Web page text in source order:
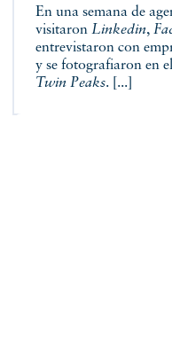
En una semana de
visitaron Linkedin,
entrevistaron con
y se fotografiaron en el
Twin Peaks. [...]